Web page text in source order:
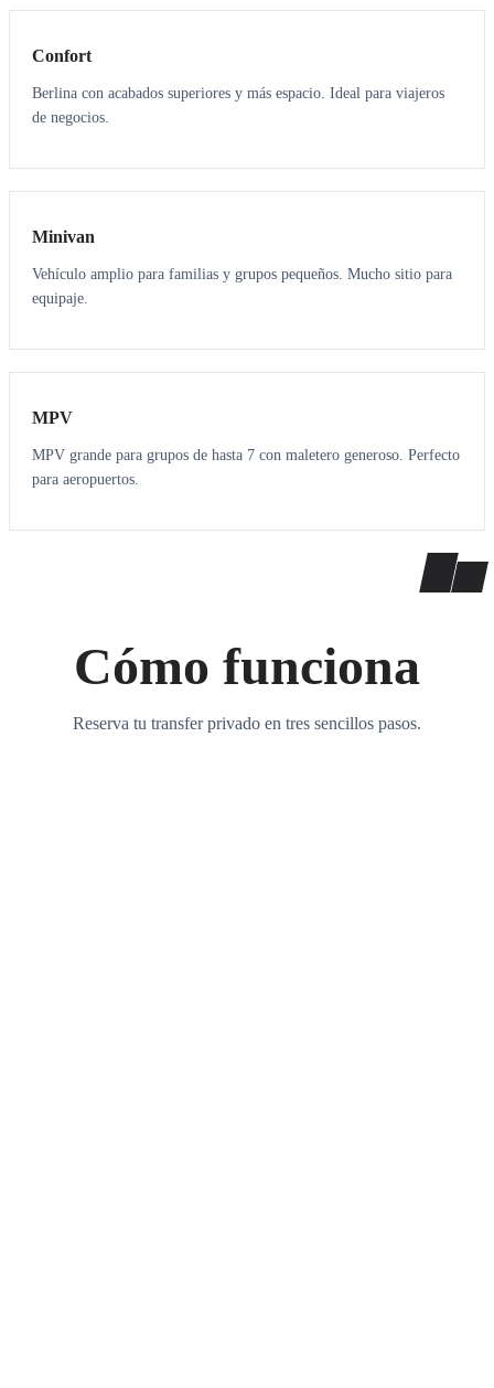
Confort
Berlina con acabados superiores y más espacio. Ideal para viajeros
de negocios.
6 5
Minivan
Vehículo amplio para familias y grupos pequeños. Mucho sitio para
equipaje.
7 7
MPV
MPV grande para grupos de hasta 7 con maletero generoso. Perfecto
para aeropuertos.
Cómo funciona
Reserva tu transfer privado en tres sencillos pasos.